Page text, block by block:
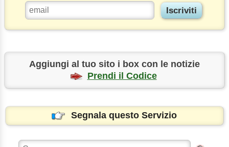
Aggiungi al tuo sito i box con le notizie
Prendi il Codice
Segnala questo Servizio